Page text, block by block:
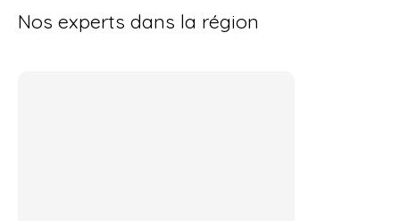
Nos experts dans la région